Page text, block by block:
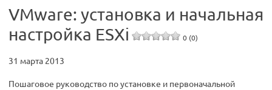
VMware: установка и начальная
настройка ESXi
0 (0)
31 марта 2013
Пошаговое руководство по установке и первоначальной